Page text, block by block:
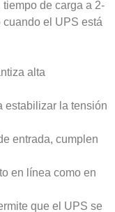
de carga a 2-
el UPS está
alta
estabilizar la tensión
entrada, cumplen
en línea como en
que el UPS se